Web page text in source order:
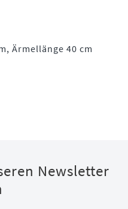
Ärmellänge 40 cm
Newsletter